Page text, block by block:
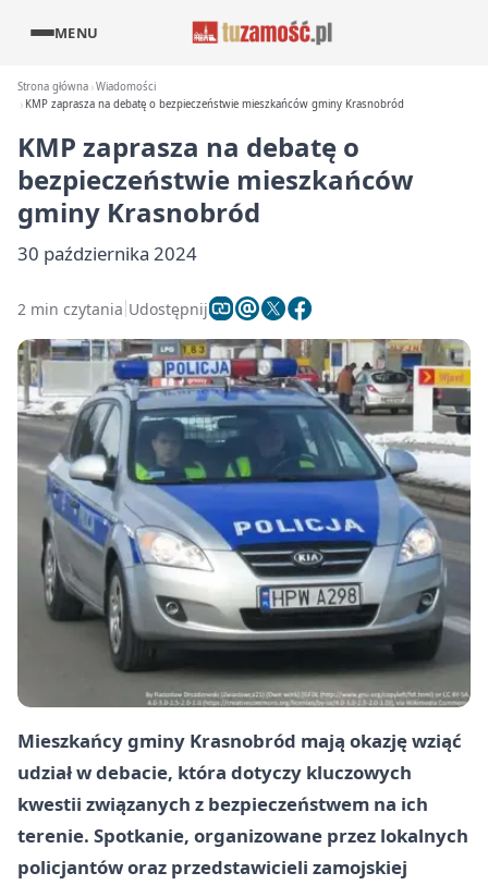
MENU
Strona główna Wiadomości
KMP zaprasza na debatę o bezpieczeństwie mieszkańców gminy Krasnobród
KMP zaprasza na debatę o
bezpieczeństwie mieszkańców
gminy Krasnobród
30 października 2024
2 min czytania Udostępnij
Mieszkańcy gminy Krasnobród mają okazję wziąć
udział w debacie, która dotyczy kluczowych
kwestii związanych z bezpieczeństwem na ich
terenie. Spotkanie, organizowane przez lokalnych
policjantów oraz przedstawicieli zamojskiej